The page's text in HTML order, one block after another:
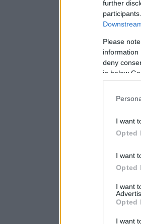
further
Please
information
deny
in below
I want
Opted
I want
Opted
I want
Opted
I want